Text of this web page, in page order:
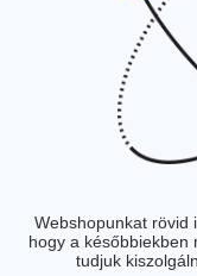
Webshopunkat rövid
hogy a későbbiekben
tudjuk